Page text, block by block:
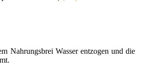
Nahrungsbrei Wasser entzogen und die